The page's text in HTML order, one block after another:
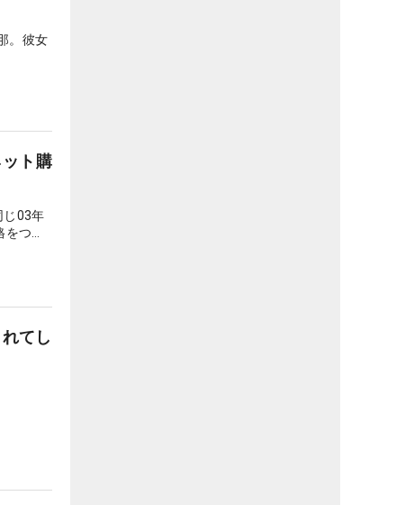
。彼女
ト購
じ03年
つか
てき
てし